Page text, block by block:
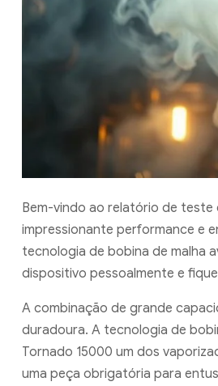
Bem-vindo ao relatório de teste
impressionante performance e
tecnologia de bobina de malha
dispositivo pessoalmente e
A combinação de grande
duradoura. A tecnologia de
Tornado 15000 um dos
uma peça obrigatória para